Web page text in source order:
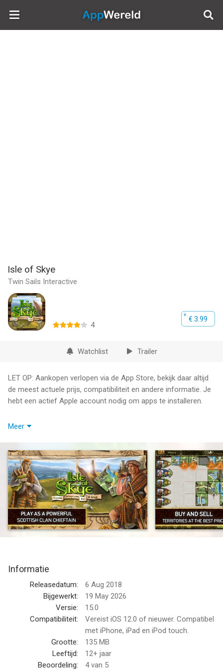
AppWereld
Isle of Skye
Twin Sails Interactive
€ 3.99
4
Watchlist Trailer
LET OP: Aankopen verlopen via de App Store, bekijk daar altijd
de meest actuele prijs, compatibiliteit en andere informatie. Je
hebt een actief Apple account nodig om apps te installeren.
SET YOUR PRICES, BUY, SELL, BUILD, AND MAKE CHOICES
Five clans are fighting to rule over the Isle of Skye. Only the
chieftain who develops the best clan territory and trades wisely
will be king!
When leaving your castle, build up the Isle of Skye by adding
green hills, perfect beaches and mountain ranges. Raise
livestock, produce precious whisky, build forts and ships...
Expand your territory tile by tile, pay to keep hold of your tiles
becoming the ruler of the Isle of Skye!
Every game is different and will see you developing different
strategies and tactics! With changeability and easy to learn
rules, Isle of Skye is the perfect game for all types of players.
• Both simple and tactical game mechanics, adapted from the
award-winning Isle of Skye: From Chieftain to King board game
Meer
Informatie
Releasedatum:
6 Aug 2018
Bijgewerkt:
19 May 2026
Versie:
15.0
Compatibiliteit:
Vereist iOS 12.0 of nieuwer. Compatibel
met iPhone, iPad en iPod touch.
Grootte:
135 MB
Leeftijd:
12+ jaar
Beoordeling:
4van 5